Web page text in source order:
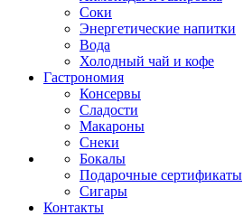
Соки
Энергетические напитки
Вода
Холодный чай и кофе
Гастрономия
Консервы
Сладости
Макароны
Снеки
Бокалы
Подарочные сертификаты
Сигары
Контакты